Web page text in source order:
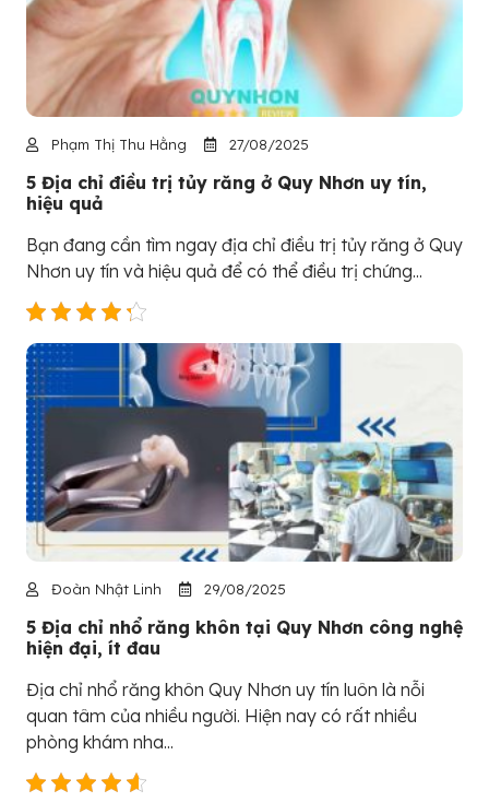
Phạm Thị Thu Hằng 27/08/2025
5 Địa chỉ điều trị tủy răng ở Quy Nhơn uy tín,
hiệu quả
Bạn đang cần tìm ngay địa chỉ điều trị tủy răng ở Quy
Nhơn uy tín và hiệu quả để có thể điều trị chứng...
Đoàn Nhật Linh 29/08/2025
5 Địa chỉ nhổ răng khôn tại Quy Nhơn công nghệ
hiện đại, ít đau
Địa chỉ nhổ răng khôn Quy Nhơn uy tín luôn là nỗi
quan tâm của nhiều người. Hiện nay có rất nhiều
phòng khám nha...